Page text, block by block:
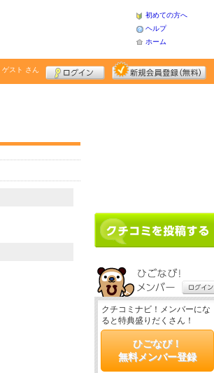
初めての方へ
ヘルプ
ホーム
ゲスト さん
クチコミナビ！メンバーにな
ると特典盛りだくさん！
ひごなび！
無料メンバー登録